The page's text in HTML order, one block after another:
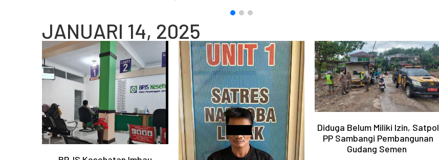
JANUARI 14, 2025
Diduga Belum Miliki Izin, Satpol
PP Sambangi Pembangunan
Gudang Semen